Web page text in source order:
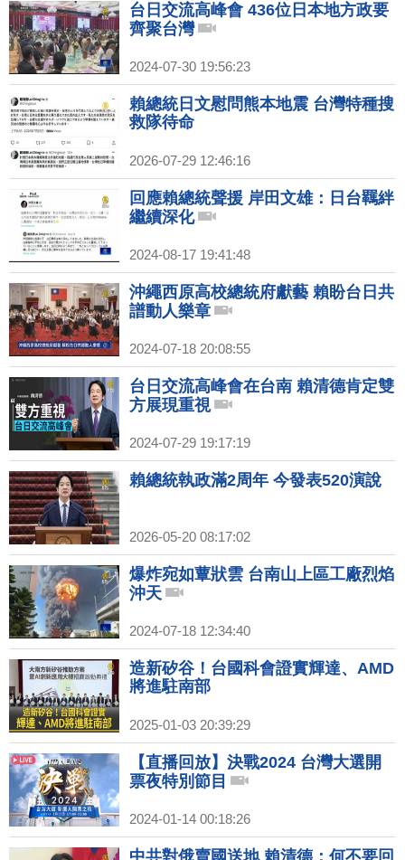
台日交流高峰會 436位日本地方政要
齊聚台灣
2024-07-30 19:56:23
賴總統日文慰問熊本地震 台灣特種搜
救隊待命
2026-07-29 12:46:16
回應賴總統聲援 岸田文雄：日台羈絆
繼續深化
2024-08-17 19:41:48
沖繩西原高校總統府獻藝 賴盼台日共
譜動人樂章
2024-07-18 20:08:55
台日交流高峰會在台南 賴清德肯定雙
方展現重視
2024-07-29 19:17:19
賴總統執政滿2周年 今發表520演說
2026-05-20 08:17:02
爆炸宛如蕈狀雲 台南山上區工廠烈焰
沖天
2024-07-18 12:34:40
造新矽谷！台國科會證實輝達、AMD
將進駐南部
2025-01-03 20:39:29
【直播回放】決戰2024 台灣大選開
票夜特別節目
2024-01-14 00:18:26